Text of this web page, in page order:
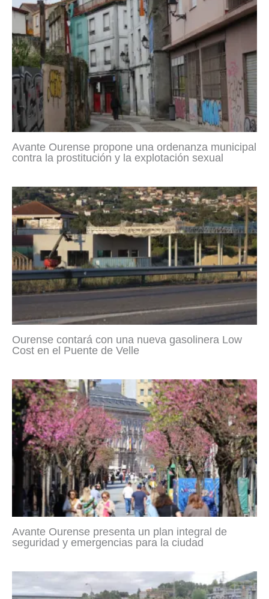
Avante Ourense propone una ordenanza municipal
contra la prostitución y la explotación sexual
Ourense contará con una nueva gasolinera Low
Cost en el Puente de Velle
Avante Ourense presenta un plan integral de
seguridad y emergencias para la ciudad